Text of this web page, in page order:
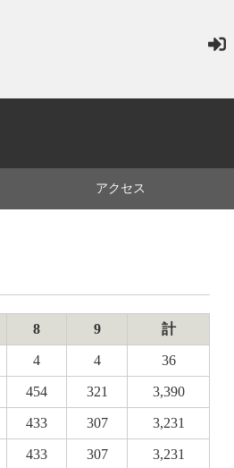
アクセス
8 9 計
4 4 36
454 321 3,390
433 307 3,231
433 307 3,231